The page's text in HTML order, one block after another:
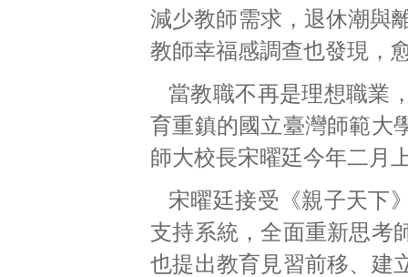
減少教師需求，退休潮與
教師幸福感調查也發現，
當教職不再是理想職業
育重鎮的國立臺灣師範大
師大校長宋曜廷今年二月
宋曜廷接受《親子天下
支持系統，全面重新思考
也提出教育見習前移、建